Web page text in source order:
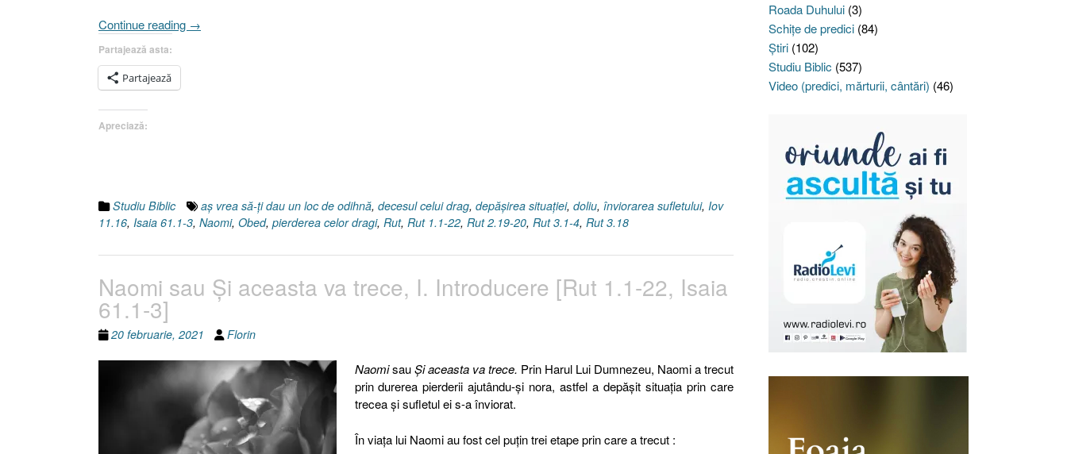
Continue reading „Naomi
[Rut
2.19-
20]”
→
Partajează asta:
Partajează
Apreciază:
Studiu Biblic aş vrea să-ţi dau un loc de odihnă, decesul celui drag, depăşirea situaţiei, doliu, înviorarea sufletului, Iov
11.16, Isaia 61.1-3, Naomi, Obed, pierderea celor dragi, Rut, Rut 1.1-22, Rut 2.19-20, Rut 3.1-4, Rut 3.18
Naomi sau Şi aceasta va trece, I. Introducere [Rut 1.1-22, Isaia
61.1-3]
20 februarie, 2021 Florin
NaomisauŞi aceasta va trece. Prin Harul Lui Dumnezeu, Naomi a trecut
prin durerea pierderii ajutându-şi nora, astfel a depăşit situaţia prin care
trecea şi sufletul ei s-a înviorat.
În viaţa lui Naomi au fost cel puţin trei etape prin care a trecut :
Roada Duhului(3)
Schiţe de predici(84)
Ştiri(102)
Studiu Biblic (537)
Video (predici, mărturii, cântări) (46)